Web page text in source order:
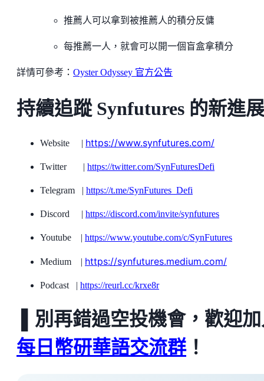
推薦人可以拿到被推薦人的積分反傭
每推薦一人，就會可以開一個盲盒拿積分
詳情可參考： Oyster Odyssey 官方公告
持續追蹤 Synfutures 的新進展
Website | https://www.synfutures.com/
Twitter | https://twitter.com/SynFuturesDefi
Telegram | https://t.me/SynFutures_Defi
Discord | https://discord.com/invite/synfutures
Youtube | https://www.youtube.com/c/SynFutures
Medium | https://synfutures.medium.com/
Podcast | https://reurl.cc/krxe8r
▌別再錯過空投機會，歡迎
每日幣研華語交流群！